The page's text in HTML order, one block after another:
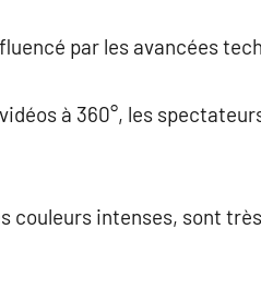
par les avancées
à 360°, les
couleurs intenses, sont